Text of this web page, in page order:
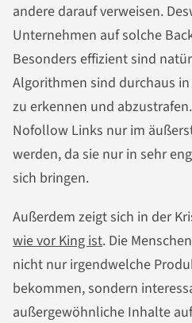
andere darauf verweisen.
Unternehmen auf solche
Besonders effizient sind
Algorithmen sind durchaus
zu erkennen und
Nofollow Links nur im
werden, da sie nur in sehr
sich bringen.
Außerdem zeigt sich in der
wie vor King ist. Die
nicht nur irgendwelche
bekommen, sondern
außergewöhnliche Inhalte